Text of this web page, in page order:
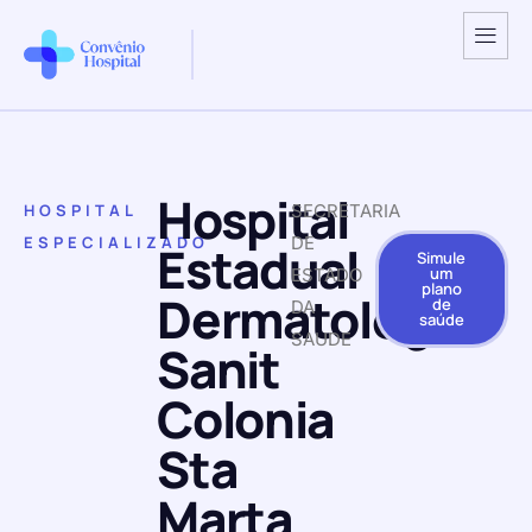
HOSPITAL
ESPECIALIZADOHospital
Estadual
Dermatologia
Sanit
Colonia
Sta
SECRETARIA
DE
ESTADO
DA
SAUDE
Simule
um
plano
de
saúde